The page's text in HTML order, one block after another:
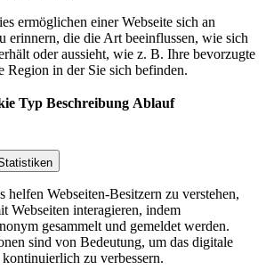
ermöglichen einer Webseite sich an
erinnern, die die Art beeinflussen, wie sich
oder aussieht, wie z. B. Ihre bevorzugte
Region in der Sie sich befinden.
Typ Beschreibung Ablauf
helfen Webseiten-Besitzern zu verstehen,
Webseiten interagieren, indem
gesammelt und gemeldet werden.
sind von Bedeutung, um das digitale
zu verbessern.